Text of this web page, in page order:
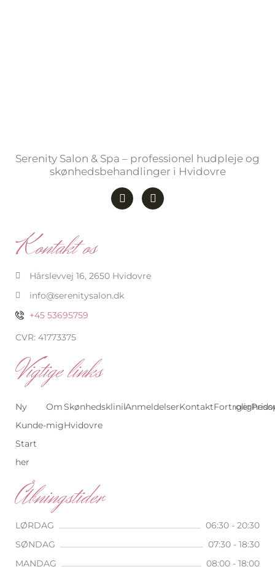
Serenity Salon & Spa – professionel hudpleje og
skønhedsbehandlinger i Hvidovre
F
a
c
-
I
n
s
Kontakt os
Hårslevvej 16, 2650 Hvidovre
info@serenitysalon.dk
+45 53695759
CVR: 41773375
Vigtige links
Ny
Kunde-
Start
her
Om
mig
Skønhedsklinik
Hvidovre
SkønhedsklinikBehandlinger
AnmeldelserKontakt
Åbningstider
LØRDAG
06:30 - 20:30
SØNDAG
07:30 - 18:30
MANDAG
08:00 - 18:00